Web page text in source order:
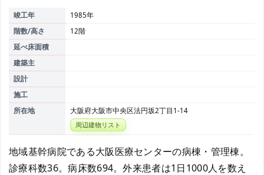
竣工年
1985年
階数/高さ
12階
延べ床面積
建築主
設計
施工
所在地
大阪府大阪市中央区法円坂2丁目1-14
周辺建物リスト
地域基幹病院である大阪医療センターの病棟・管理棟。
診療科数36。病床数694。外来患者は1日1000人を数え